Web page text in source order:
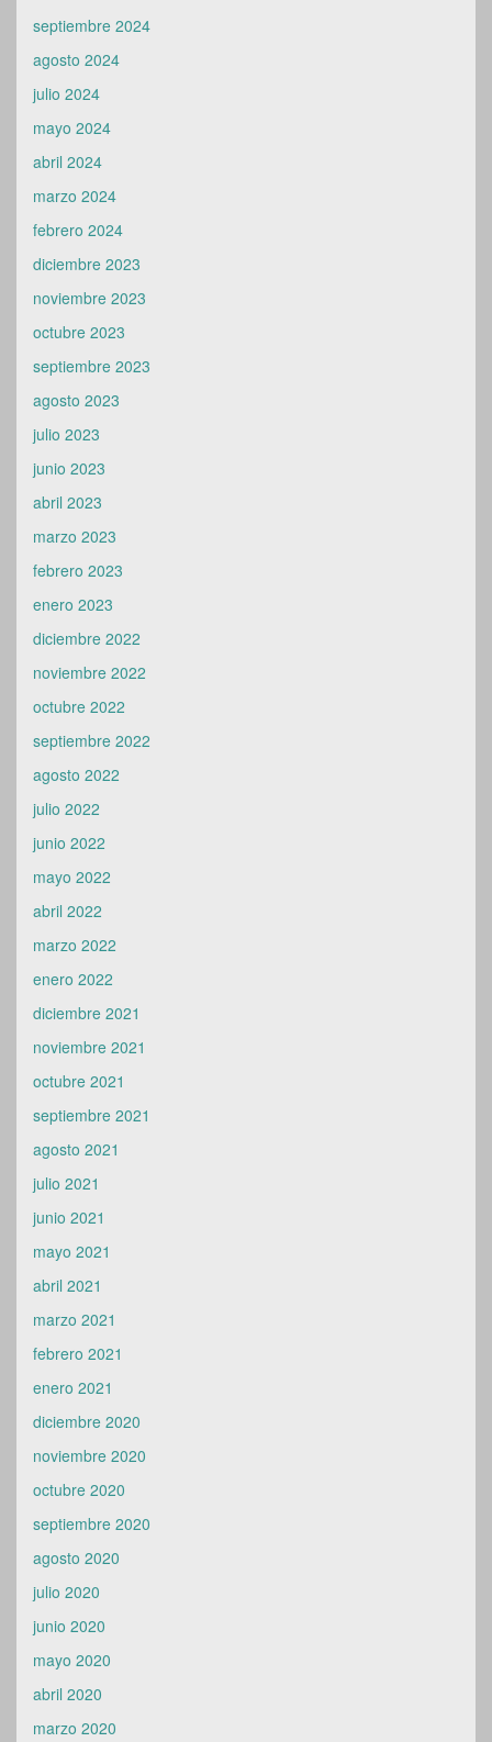
septiembre 2024
agosto 2024
julio 2024
mayo 2024
abril 2024
marzo 2024
febrero 2024
diciembre 2023
noviembre 2023
octubre 2023
septiembre 2023
agosto 2023
julio 2023
junio 2023
abril 2023
marzo 2023
febrero 2023
enero 2023
diciembre 2022
noviembre 2022
octubre 2022
septiembre 2022
agosto 2022
julio 2022
junio 2022
mayo 2022
abril 2022
marzo 2022
enero 2022
diciembre 2021
noviembre 2021
octubre 2021
septiembre 2021
agosto 2021
julio 2021
junio 2021
mayo 2021
abril 2021
marzo 2021
febrero 2021
enero 2021
diciembre 2020
noviembre 2020
octubre 2020
septiembre 2020
agosto 2020
julio 2020
junio 2020
mayo 2020
abril 2020
marzo 2020